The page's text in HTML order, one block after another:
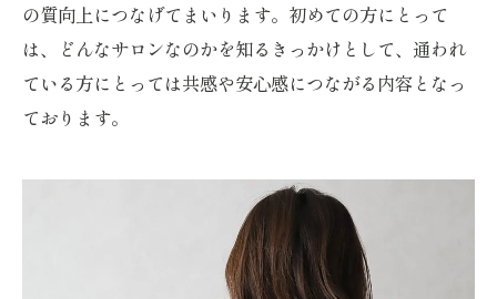
の質向上につなげてまいります。初めての方にとって
は、どんなサロンなのかを知るきっかけとして、通われ
ている方にとっては共感や安心感につながる内容となっ
ております。